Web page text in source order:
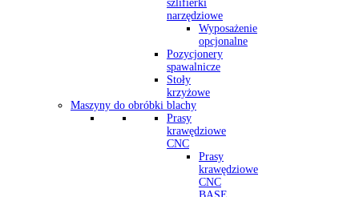
szlifierki
narzędziowe
Wyposażenie
opcjonalne
Pozycjonery
spawalnicze
Stoły
krzyżowe
Maszyny do obróbki blachy
Prasy
krawędziowe
CNC
Prasy
krawędziowe
CNC